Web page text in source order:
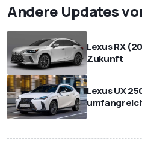
Andere Updates
Lexus RX
Zukunft
Lexus UX